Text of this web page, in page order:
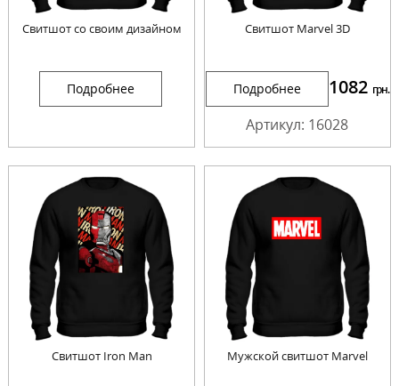
Свитшот со своим дизайном
Подробнее
Cвитшот Marvel 3D
Подробнее 1082 грн.
Артикул: 16028
Cвитшот Iron Man Мужской свитшот Marvel